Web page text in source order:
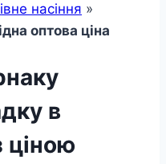
насіння »
оптова ціна
в
ціною